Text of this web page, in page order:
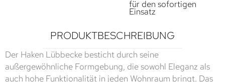
für den sofortigen
Einsatz
PRODUKTBESCHREIBUNG
Der Haken Lübbecke besticht durch seine
außergewöhnliche Formgebung, die sowohl Eleganz als
auch hohe Funktionalität in jeden Wohnraum bringt. Das